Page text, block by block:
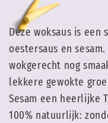
Deze woksaus is een
oestersaus en
wokgerecht nog
lekkere gewokte
Sesam een heerlijke
100% natuurlijk: